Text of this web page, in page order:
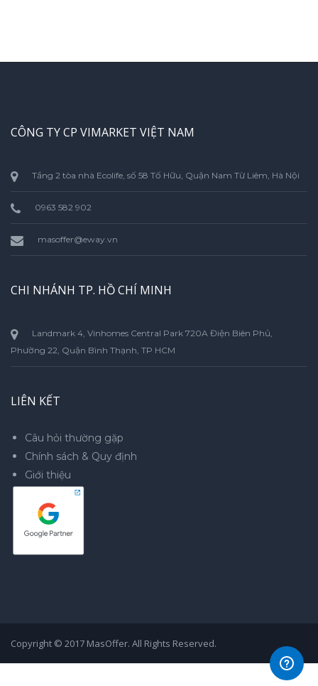
CÔNG TY CP VIMARKET VIỆT NAM
Tầng 2 tòa nhà Ecolife, số 58 Tố Hữu, Quận Nam Từ Liêm, Hà Nội
0963 582 902
masoffer@eway.vn
CHI NHÁNH TP. HỒ CHÍ MINH
Landmark 4, Vinhomes Central Park 720A Điện Biên Phủ,
Phường 22, Quận Bình Thạnh, TP HCM
LIÊN KẾT
Câu hỏi thường gặp
Chính sách & Quy định
Giới thiệu
Copyright © 2017 MasOffer. All Rights Reserved.